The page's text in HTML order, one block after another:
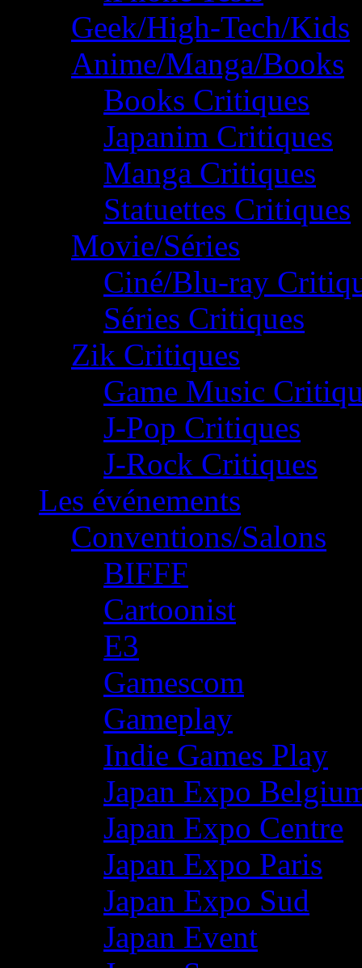
Geek/High-Tech/Kids
Anime/Manga/Books
Books Critiques
Japanim Critiques
Manga Critiques
Statuettes Critiques
Movie/Séries
Ciné/Blu-ray
Séries Critiques
Zik Critiques
Game Music
J-Pop Critiques
J-Rock Critiques
Les événements
Conventions/Salons
BIFFF
Cartoonist
E3
Gamescom
Gameplay
Indie Games Play
Japan Expo
Japan Expo Centre
Japan Expo Paris
Japan Expo Sud
Japan Event